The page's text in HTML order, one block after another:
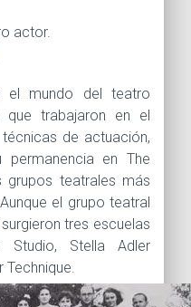
actor.
el mundo del teatro
trabajaron en el
de actuación,
en The
grupos teatrales más
el grupo teatral
tres escuelas
Studio, Stella Adler